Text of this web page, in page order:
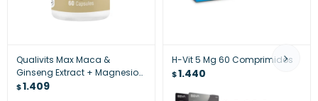
Qualivits Max Maca &
Ginseng Extract + Magnesio
60 Cápsulas | Suplemento
$1.409
H-Vit 5 Mg 60 Comprimidos
$1.440